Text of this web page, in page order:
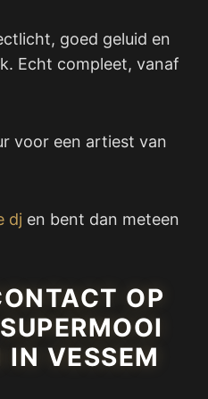
goed geluid en
Echt compleet, vanaf
voor een artiest van
dj en bent dan meteen
OP
IN VESSEM